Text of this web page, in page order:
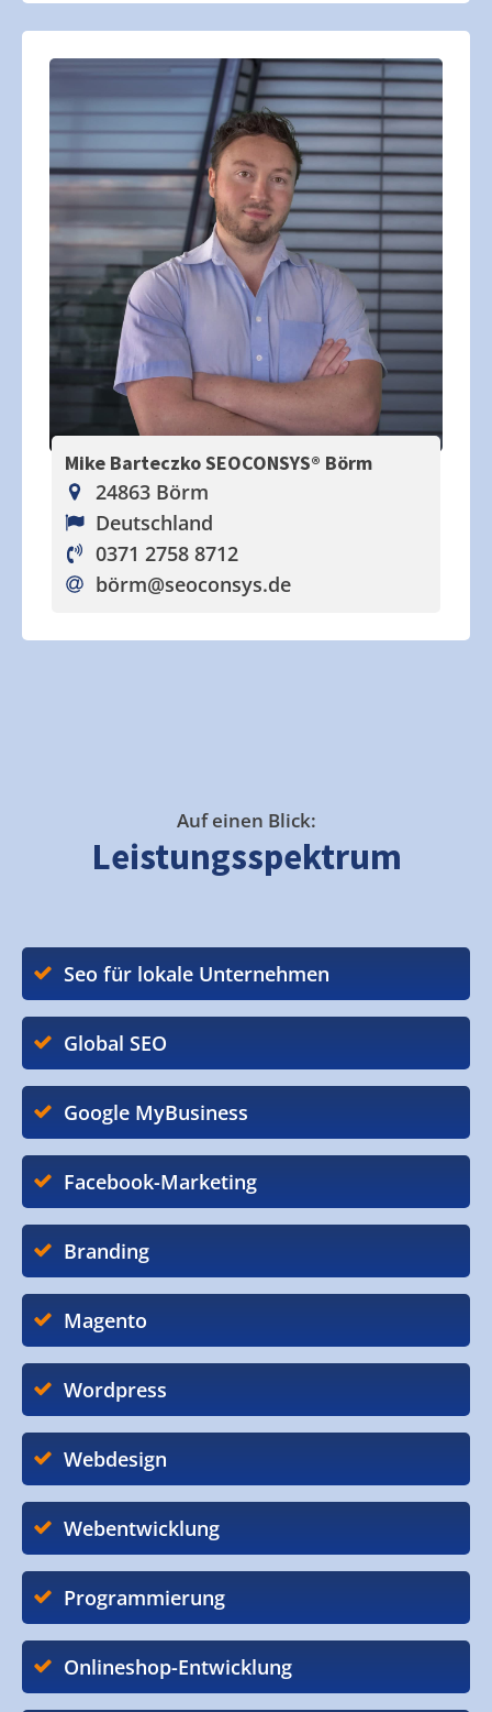
Mike Barteczko SEOCONSYS® Börm
24863 Börm
Deutschland
0371 2758 8712
börm@seoconsys.de
Auf einen Blick:
Leistungsspektrum
Seo für lokale Unternehmen
Global SEO
Google MyBusiness
Facebook-Marketing
Branding
Magento
Wordpress
Webdesign
Webentwicklung
Programmierung
Onlineshop-Entwicklung